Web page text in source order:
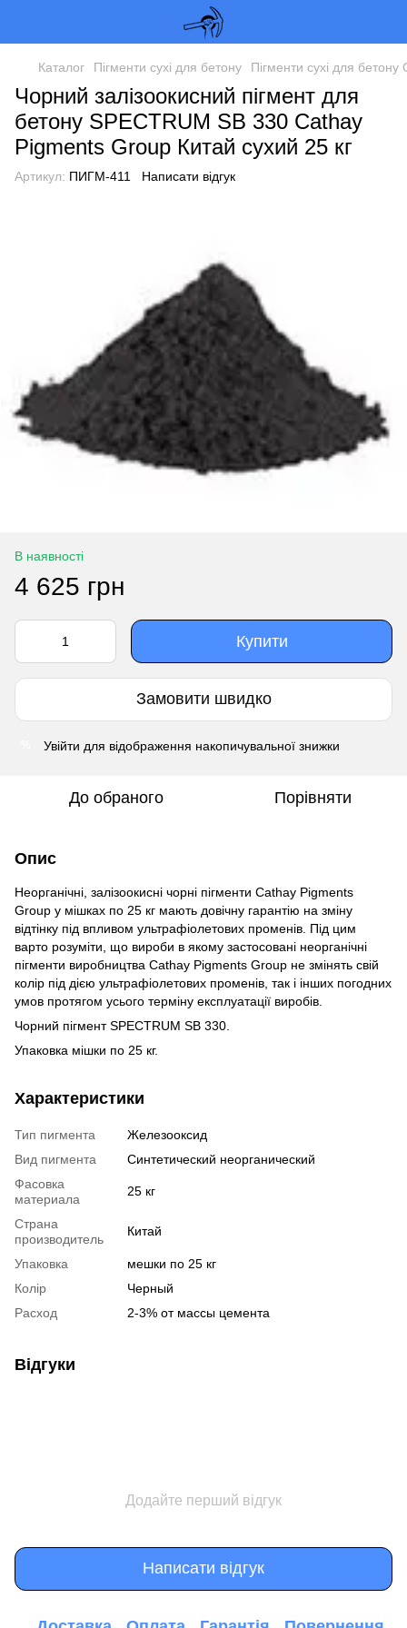
Каталог Пігменти сухі для бетону Пігменти сухі для
Чорний залізоокисний пігмент для
бетону SPECTRUM SB 330 Cathay
Pigments Group Китай сухий 25 кг
Артикул: ПИГМ-411 Написати відгук
В наявності
4 625 грн
Купити
Замовити швидко
Увійти для відображення накопичувальної знижки
До обраного Порівняти
Опис
Неорганічні, залізоокисні чорні пігменти Cathay Pigments
Group у мішках по 25 кг мають довічну гарантію на зміну
відтінку під впливом ультрафіолетових променів. Під цим
варто розуміти, що вироби в якому застосовані неорганічні
пігменти виробництва Cathay Pigments Group не змінять свій
колір під дією ультрафіолетових променів, так і інших погодних
умов протягом усього терміну експлуатації виробів.
Чорний пігмент SPECTRUM SB 330.
Упаковка мішки по 25 кг.
Характеристики
Тип пигмента
Железооксид
Вид пигмента
Синтетический неорганический
Фасовка
материала
25 кг
Страна
производитель
Китай
Упаковка
мешки по 25 кг
Колір
Черный
Расход
2-3% от массы цемента
Відгуки
Додайте перший відгук
Написати відгук